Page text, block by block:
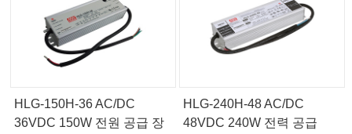
HLG-150H-36 AC/DC
36VDC 150W 전원 공급 장
HLG-240H-48 AC/DC
48VDC 240W 전력 공급